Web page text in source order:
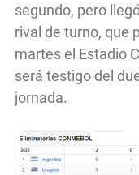
segundo, pero
rival de turno, que
martes el Estadio
será testigo del
jornada.